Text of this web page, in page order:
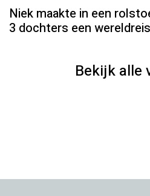
Niek maakte in een
3 dochters een
Bekijk alle